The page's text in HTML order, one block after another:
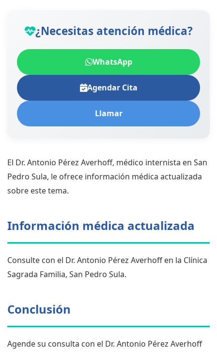
¿Necesitas atención médica?
WhatsApp
Agendar Cita
Llamar
El Dr. Antonio Pérez Averhoff, médico internista en San
Pedro Sula, le ofrece información médica actualizada
sobre este tema.
Información médica actualizada
Consulte con el Dr. Antonio Pérez Averhoff en la Clínica
Sagrada Familia, San Pedro Sula.
Conclusión
Agende su consulta con el Dr. Antonio Pérez Averhoff